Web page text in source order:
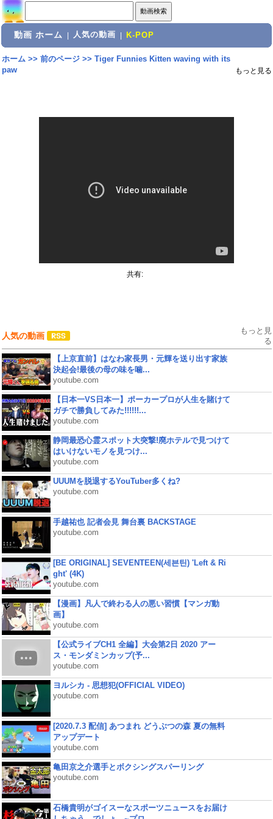
動画 ホーム 人気の動画 K-POP
ホーム>> 前のページ>> Tiger Funnies Kitten waving with its
paw
もっと見る
共有:
人気の動画
もっと見
る
【上京直前】はなわ家長男・元輝を送り出す家族
決起会!最後の母の味を噛...
youtube.com
【日本一VS日本一】ポーカープロが人生を賭けて
ガチで勝負してみた!!!!!!...
youtube.com
静岡最恐心霊スポット大突撃!廃ホテルで見つけて
はいけないモノを見つけ...
youtube.com
UUUMを脱退するYouTuber多くね?
youtube.com
手越祐也 記者会見 舞台裏 BACKSTAGE
youtube.com
[BE ORIGINAL] SEVENTEEN(세븐틴) 'Left & Ri
ght' (4K)
youtube.com
【漫画】凡人で終わる人の悪い習慣【マンガ動
画】
youtube.com
【公式ライブCH1 全編】大会第2日 2020 アー
ス・モンダミンカップ(予...
youtube.com
ヨルシカ - 思想犯(OFFICIAL VIDEO)
youtube.com
[2020.7.3 配信] あつまれ どうぶつの森 夏の無料
アップデート
youtube.com
亀田京之介選手とボクシングスパーリング
youtube.com
石橋貴明がゴイスーなスポーツニュースをお届け